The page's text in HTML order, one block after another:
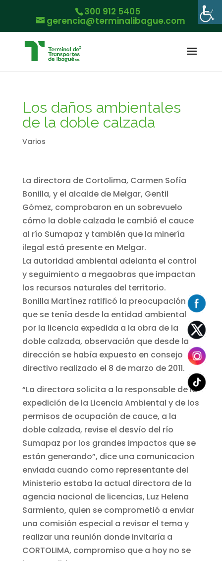
300 912 5405
gerencia@terminalibague.com
Los daños ambientales
de la doble calzada
Varios
La directora de Cortolima, Carmen Sofía
Bonilla, y el alcalde de Melgar, Gentil
Gómez, comprobaron en un sobrevuelo
cómo la doble calzada le cambió el cauce
al río Sumapaz y también que la minería
ilegal está presente en Melgar.
La autoridad ambiental adelanta el control
y seguimiento a megaobras que impactan
los recursos naturales del territorio.
Bonilla Martínez ratificó la preocupación
que se tenía desde la entidad ambiental
por la licencia expedida a la obra de la
doble calzada, observación que desde la
dirección se había expuesto en consejo
directivo realizado el 8 de marzo de 2011.
“La directora solicita a la responsable de la
expedición de la Licencia Ambiental y de los
permisos de ocupación de cauce, a la
doble calzada, revise el desvío del río
Sumapaz por los grandes impactos que se
están generando”, dice una comunicacion
enviada cuando como representante del
Ministerio estaba la actual directora de la
agencia nacional de licencias, Luz Helena
Sarmiento, quien se comprometió a enviar
una comisión especial a revisar el tema y
realizar una reunión donde invitaría a
CORTOLIMA, compromiso que a hoy no se